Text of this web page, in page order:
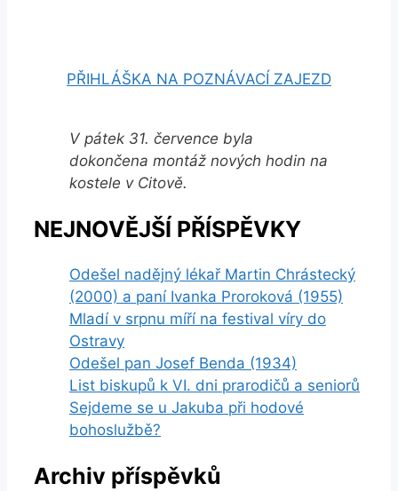
PŘIHLÁŠKA NA POZNÁVACÍ ZAJEZD
V pátek 31. července byla
dokončena montáž nových hodin na
kostele v Citově.
NEJNOVĚJŠÍ PŘÍSPĚVKY
Odešel nadějný lékař Martin Chrástecký
(2000) a paní Ivanka Proroková (1955)
Mladí v srpnu míří na festival víry do
Ostravy
Odešel pan Josef Benda (1934)
List biskupů k VI. dni prarodičů a seniorů
Sejdeme se u Jakuba při hodové
bohoslužbě?
Archiv příspěvků